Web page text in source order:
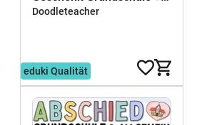
Schokoriegel
Doodleteacher
2,99 €
eduki Qualität